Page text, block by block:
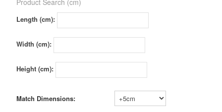
Product Search (cm)
Length (cm):
Width (cm):
Height (cm):
Match Dimensions: